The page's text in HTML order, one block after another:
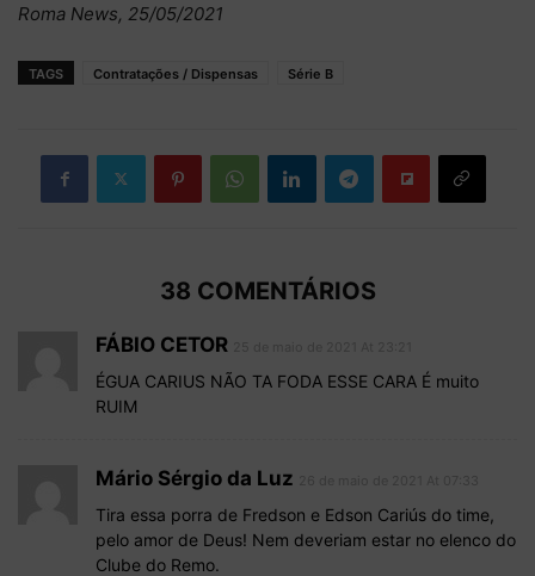
Roma News, 25/05/2021
TAGS Contratações / Dispensas Série B
38 COMENTÁRIOS
FÁBIO CETOR
ÉGUA CARIUS NÃO TA FODA ESSE CARA É muito
RUIM
Mário Sérgio da Luz
Tira essa porra de Fredson e Edson Cariús do time,
pelo amor de Deus! Nem deveriam estar no elenco do
Clube do Remo.